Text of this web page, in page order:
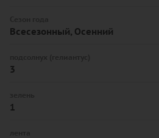
Всесезонный, Осенний
3
1